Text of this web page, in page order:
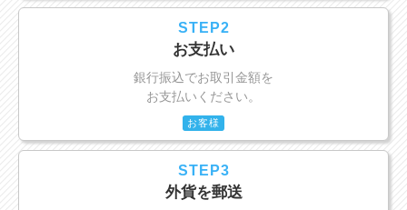
STEP2
お支払い
銀行振込でお取引金額を
お支払いください。
お客様
STEP3
外貨を郵送